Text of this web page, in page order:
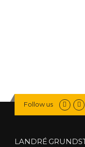
Follow us
LANDRÉ